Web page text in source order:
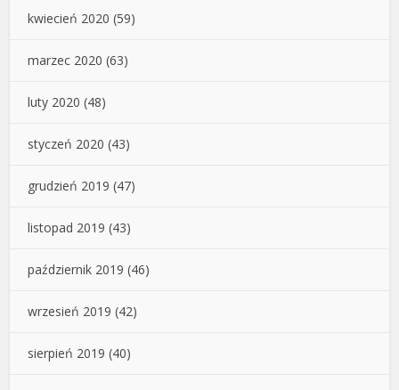
kwiecień 2020 (59)
marzec 2020 (63)
luty 2020 (48)
styczeń 2020 (43)
grudzień 2019 (47)
listopad 2019 (43)
październik 2019 (46)
wrzesień 2019 (42)
sierpień 2019 (40)